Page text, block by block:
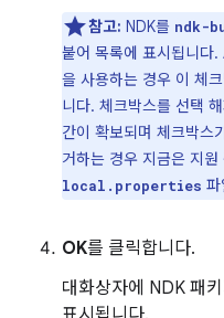
참고: NDK를 ndk-
붙어 목록에 표시됩니
을 사용하는 경우 이 체
니다. 체크박스를 선택
간이 확보되며 체크박스
거하는 경우 지금은 지원
local.properties 파
OK를 클릭합니다.
대화상자에 NDK 패